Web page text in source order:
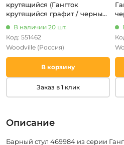
крутящийся (Гангток
крутящийся графит / черный
В наличии 20 шт.
Код: 551462
Woodville (Россия)
В корзину
Заказ в 1 клик
Описание
Барный стул 469984 из серии